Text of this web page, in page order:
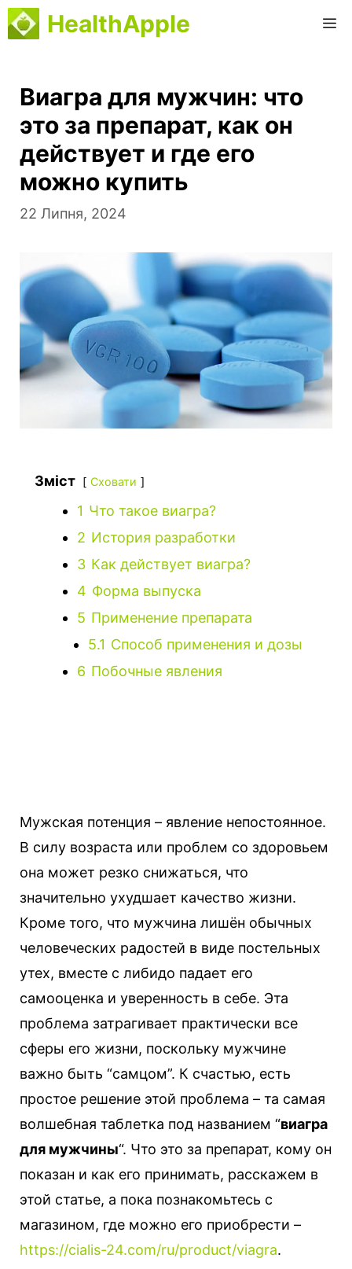
Перейти
до
HealthApple
Виагра для мужчин: что
это за препарат, как он
действует и где его
можно купить
22 Липня, 2024
Зміст Сховати
1 Что такое виагра?
2 История разработки
3 Как действует виагра?
4 Форма выпуска
5 Применение препарата
5.1 Способ применения и дозы
6 Побочные явления
Мужская потенция – явление непостоянное.
В силу возраста или проблем со здоровьем
она может резко снижаться, что
значительно ухудшает качество жизни.
Кроме того, что мужчина лишён обычных
человеческих радостей в виде постельных
утех, вместе с либидо падает его
самооценка и уверенность в себе. Эта
проблема затрагивает практически все
сферы его жизни, поскольку мужчине
важно быть “самцом”. К счастью, есть
простое решение этой проблема – та самая
волшебная таблетка под названием “виагра
для мужчины“. Что это за препарат, кому он
показан и как его принимать, расскажем в
этой статье, а пока познакомьтесь с
магазином, где можно его приобрести –
https://cialis-24.com/ru/product/viagra.